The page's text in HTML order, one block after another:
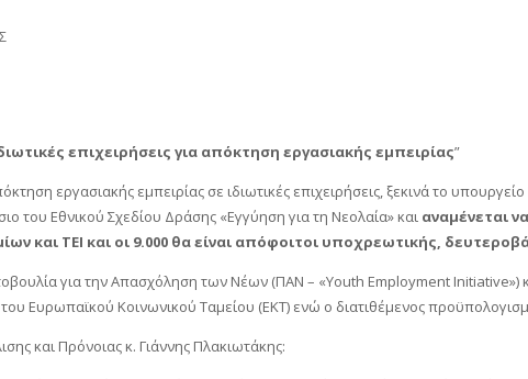
επιχειρήσεις για απόκτηση εργασιακής εμπειρίας”
εργασιακής εμπειρίας σε ιδιωτικές επιχειρήσεις, ξεκινά το
του Εθνικού Σχεδίου Δράσης «Εγγύηση για τη Νεολαία» και αναμένεται
και ΤΕΙ και οι 9.000 θα είναι απόφοιτοι υποχρεωτικής,
για την Απασχόληση των Νέων (ΠΑΝ – «Youth Employment Initiative»)
Ευρωπαϊκού Κοινωνικού Ταμείου (ΕΚΤ) ενώ ο διατιθέμενος
και Πρόνοιας κ. Γιάννης Πλακιωτάκης: